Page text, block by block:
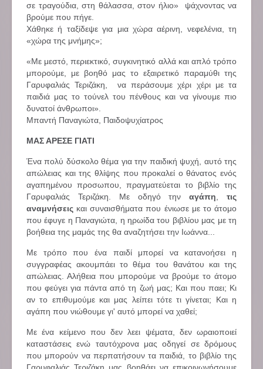
σε τραγούδια, στη θάλασσα, στον ήλιο» ψάχνοντας να
βρούμε που πήγε.
Χάθηκε ή ταξίδεψε για μια χώρα αέρινη, νεφελένια, τη
«χώρα της μνήμης»;
«Με μεστό, περιεκτικό, συγκινητικό αλλά και απλό τρόπο
μπορούμε, με βοηθό μας το εξαιρετικό παραμύθι της
Γαρυφαλιάς Τεριζάκη, να περάσουμε χέρι χέρι με τα
παιδιά μας το τούνελ του πένθους και να γίνουμε πιο
δυνατοί άνθρωποι».
Μπαντή Παναγιώτα, Παιδοψυχίατρος
ΜΑΣ ΑΡΕΣΕ ΓΙΑΤΙ
Ένα πολύ δύσκολο θέμα για την παιδική ψυχή, αυτό της
απώλειας και της θλίψης που προκαλεί ο θάνατος ενός
αγαπημένου προσωπου, πραγματεύεται το βιβλίο της
Γαρυφαλιάς Τεριζάκη. Με οδηγό τηναγάπη,τις
αναμνήσεις και συναισθήματα που ένιωσε με το άτομο
που έφυγε η Παναγιώτα, η ηρωίδα του βιβλίου μας με τη
βοήθεια της μαμάς της θα αναζητήσει την Ιωάννα...
Με τρόπο που ένα παιδί μπορεί να κατανοήσει η
συγγραφέας ακουμπάει το θέμα του θανάτου και της
απώλειας. Αλήθεια που μπορούμε να βρούμε το άτομο
που φεύγει για πάντα από τη ζωή μας; Και που παει; Κι
αν το επιθυμούμε και μας λείπει τότε τι γίνεται; Και η
αγάπη που νιώθουμε γι' αυτό μπορεί να χαθεί;
Με ένα κείμενο που δεν λεει ψέματα, δεν ωραιοποιεί
καταστάσεις ενώ ταυτόχρονα μας οδηγεί σε δρόμους
που μπορούν να περπατήσουν τα παιδιά, το βιβλίο της